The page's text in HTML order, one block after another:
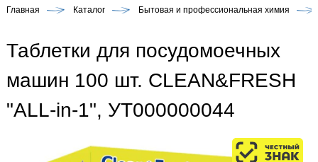
Главная Каталог Бытовая и профессиональная химия
Таблетки для посудомоечных
машин 100 шт. CLEAN&FRESH
"ALL-in-1", УТ000000044